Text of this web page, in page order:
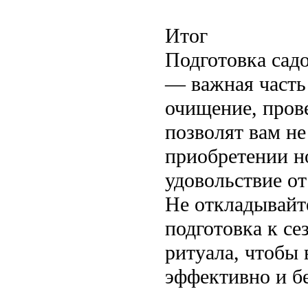
Итог
Подготовка
— важная часть
очищение,
позволят вам
приобретении
удовольствие
Не
подготовка к
ритуала, чтобы
эффективно и